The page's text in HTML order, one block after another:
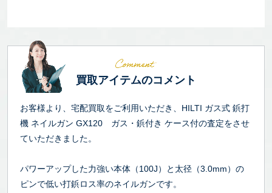
買取アイテムのコメント
お客様より、宅配買取をご利用いただき、HILTI ガス式 鋲打
機 ネイルガン GX120 ガス・鋲付き ケース付の査定をさせ
ていただきました。
パワーアップした力強い本体（100J）と太径（3.0mm）の
ピンで低い打鋲ロス率のネイルガンです。